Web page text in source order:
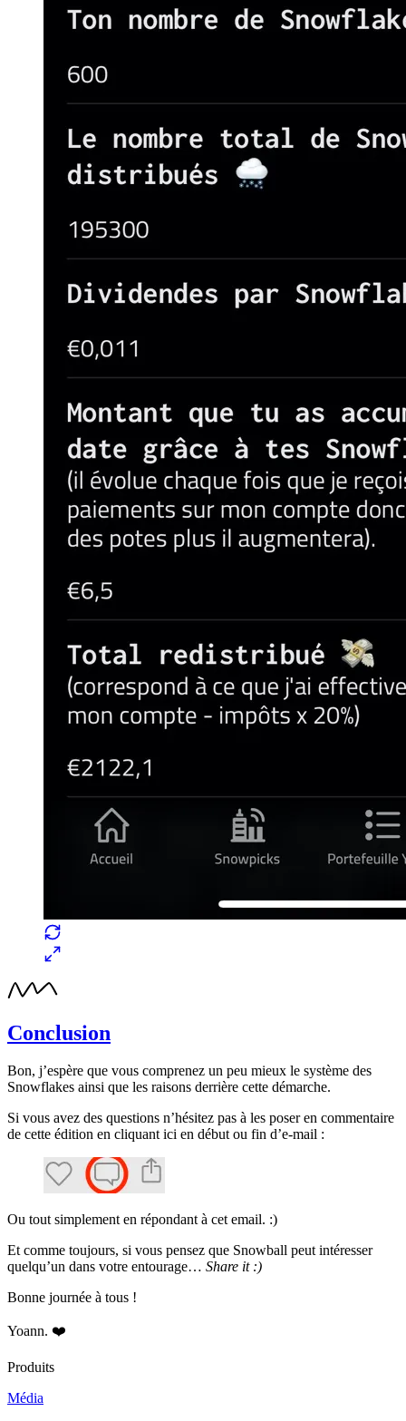
Conclusion
Bon, j’espère que vous comprenez un peu mieux le système des
Snowflakes ainsi que les raisons derrière cette démarche.
Si vous avez des questions n’hésitez pas à les poser en commentaire
de cette édition en cliquant ici en début ou fin d’e-mail :
Ou tout simplement en répondant à cet email. :)
Et comme toujours, si vous pensez que Snowball peut intéresser
quelqu’un dans votre entourage… Share it :)
Bonne journée à tous !
Yoann. ❤️
Produits
Média